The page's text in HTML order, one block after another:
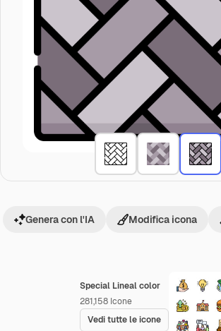
Special Lineal color
281,158 Icone
Vedi tutte le icone
Genera con l'IA Modifica icona